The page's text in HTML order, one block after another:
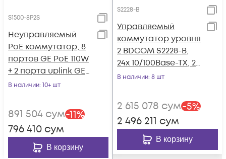
S1500-8P2S
Неуправляемый
PoE коммутатор, 8
портов GE PoE 110W
+ 2 порта uplink GE
SFP
В наличии: 10+ шт
891 504 сум-11%
796 410 сум
В корзину
S2228-B
Управляемый
коммутатор уровня
2 BDCOM S2228-B,
24x 10/100Base-TX, 2x
100/1000Base-T, 2x
В наличии: 8 шт
2 615 078 сум-5%
2 496 211 сум
В корзину